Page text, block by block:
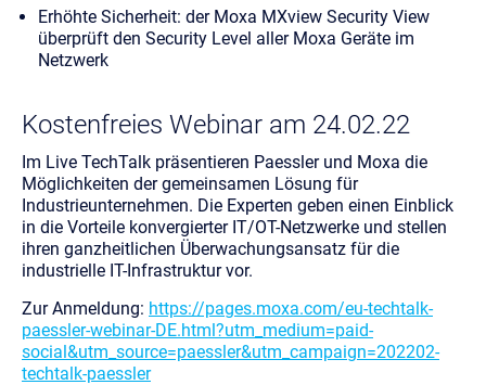
Erhöhte Sicherheit: der Moxa MXview Security View
überprüft den Security Level aller Moxa Geräte im
Netzwerk
Kostenfreies Webinar am 24.02.22
Im Live TechTalk präsentieren Paessler und Moxa die
Möglichkeiten der gemeinsamen Lösung für
Industrieunternehmen. Die Experten geben einen Einblick
in die Vorteile konvergierter IT/OT-Netzwerke und stellen
ihren ganzheitlichen Überwachungsansatz für die
industrielle IT-Infrastruktur vor.
Zur Anmeldung: https://pages.moxa.com/eu-techtalk-
paessler-webinar-DE.html?utm_medium=paid-
social&utm_source=paessler&utm_campaign=202202-
techtalk-paessler